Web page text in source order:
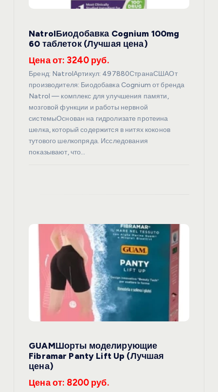
NatrolБиодобавка Cognium 100mg
60 таблеток (Лучшая цена)
Цена от: 3240 руб.
Бренд: NatrolАртикул: 497880СтранаСШАОт
производителя: Биодобавка Cognium от бренда
Natrol — комплекс для улучшения памяти,
мозговой функции и работы нервной
системыОснован на гидролизате протеина
шелка, который содержится в нитях коконов
тутового шелкопряда. Исследования
показывают, что…
GUAMШорты моделирующие
Fibramar Panty Lift Up (Лучшая
цена)
Цена от: 8200 руб.